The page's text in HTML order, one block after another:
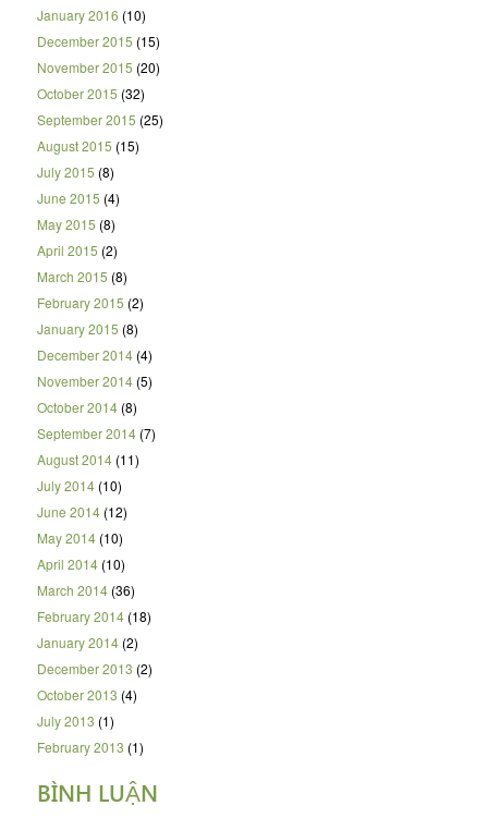
January 2016 (10)
December 2015 (15)
November 2015 (20)
October 2015 (32)
September 2015 (25)
August 2015 (15)
July 2015 (8)
June 2015 (4)
May 2015 (8)
April 2015 (2)
March 2015 (8)
February 2015 (2)
January 2015 (8)
December 2014(4)
November 2014(5)
October 2014(8)
September 2014(7)
August 2014(11)
July 2014(10)
June 2014(12)
May 2014(10)
April 2014(10)
March 2014(36)
February 2014(18)
January 2014(2)
December 2013 (2)
October 2013 (4)
July 2013 (1)
February 2013 (1)
BÌNH LUẬN